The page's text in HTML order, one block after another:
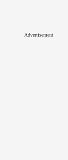
Advertisement